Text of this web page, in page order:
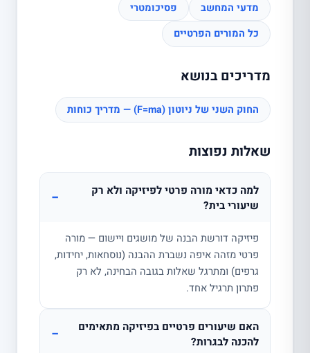
מדעי המחשב
פסיכומטרי
כל המורים הפרטיים
מדריכים בנושא
החוק השני של ניוטון (F=ma) — מדריך כוחות
שאלות נפוצות
למה כדאי מורה פרטי לפיזיקה ולא רק
שיעורי בית?
−
פיזיקה דורשת הבנה של מושגים ויישום — מורה
פרטי מזהה איפה נשברת ההבנה (נוסחאות, יחידות,
גרפים) ומתרגל שאלות בגובה הבחינה, לא רק
פתרון תרגיל אחד.
האם שיעורים פרטיים בפיזיקה מתאימים
להכנה לבגרות?
−